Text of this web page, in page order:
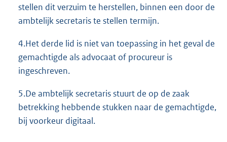
stellen dit verzuim te herstellen, binnen een door de
ambtelijk secretaris te stellen termijn.
4.Het derde lid is niet van toepassing in het geval de
gemachtigde als advocaat of procureur is
ingeschreven.
5.De ambtelijk secretaris stuurt de op de zaak
betrekking hebbende stukken naar de gemachtigde,
bij voorkeur digitaal.